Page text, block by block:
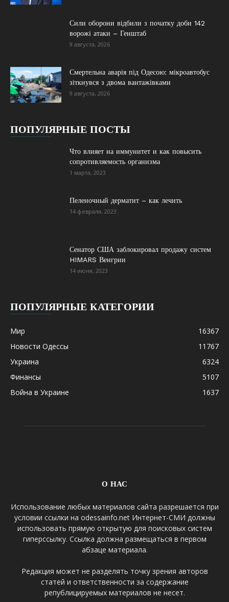
Сили оборони відбили з початку доби 142
ворожі атаки – Генштаб
9 августа, 2026
Смертельна аварія під Одесою: мікроавтобус
зіткнувся з двома вантажівками
9 августа, 2026
ПОПУЛЯРНЫЕ ПОСТЫ
Что влияет на иммунитет и как повысить
сопротивляемость организма
1 марта, 2023
Пеленочный дерматит – как лечить
14 февраля, 2023
Сенатор США заблокировал продажу систем
HIMARS Венгрии
14 июня, 2023
ПОПУЛЯРНЫЕ КАТЕГОРИИ
Мир
16367
Новости Одессы
11767
Украина
6324
Финансы
5107
Война в Украине
1637
О НАС
Использование любых материалов сайта разрешается при
условии ссылки на odessainfo.net Интернет-СМИ должны
использовать прямую открытую для поисковых систем
гиперссылку. Ссылка должна размещаться в первом
абзаце материала.
Редакция может не разделять точку зрения авторов
статей и ответственности за содержание
републицируемых материалов не несет.